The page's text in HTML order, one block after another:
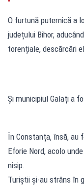
O furtună puternică a
județului Bihor,
torențiale, descărcări
Și municipiul Galați a
În Constanța, însă, au
Eforie Nord, acolo
nisip.
Turiștii și-au strâns în